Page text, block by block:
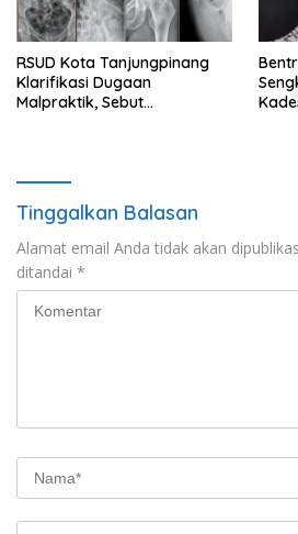
RSUD Kota Tanjungpinang
Klarifikasi Dugaan
Malpraktik, Sebut
Tinggalkan Balasan
Alamat email Anda tidak akan
ditandai *